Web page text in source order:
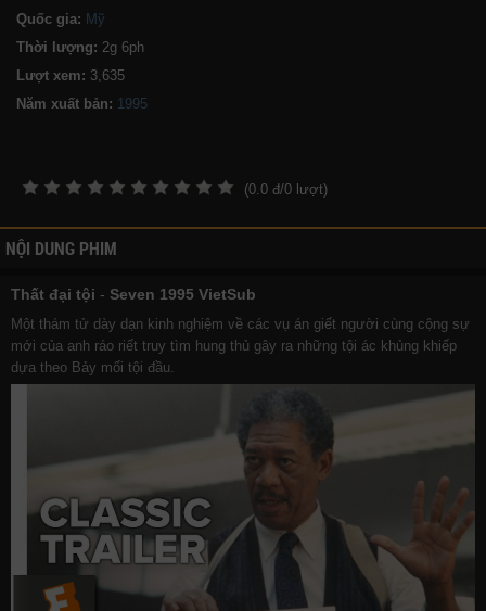
Quốc gia: Mỹ
Thời lượng: 2g 6ph
Lượt xem: 3,635
Năm xuất bản:
(0.0 đ/0 lượt)
NỘI DUNG PHIM
Thất đại tội - Seven 1995 VietSub
Một thám tử dày dạn kinh nghiệm về các vụ án giết người cùng cộng sự
mới của anh ráo riết truy tìm hung thủ gây ra những tội ác khủng khiếp
dựa theo Bảy mối tội đầu.